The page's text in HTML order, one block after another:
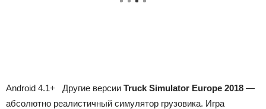
Android 4.1+ Другие версии Truck Simulator Europe 2018 —
абсолютно реалистичный симулятор грузовика. Игра